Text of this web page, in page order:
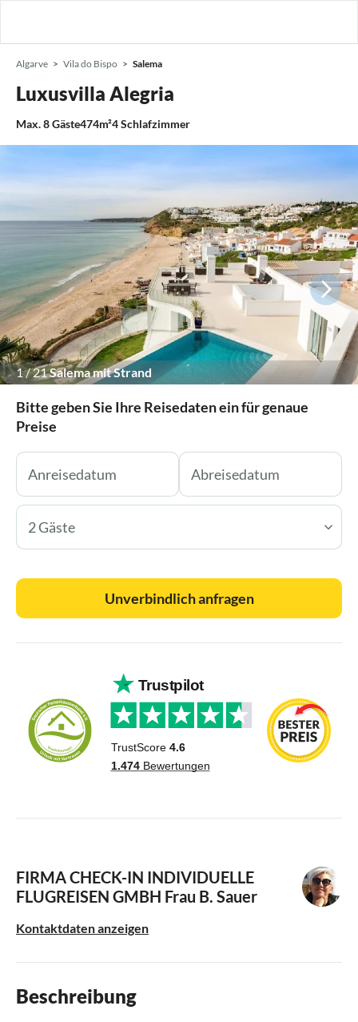
Algarve Vila do Bispo Salema
Luxusvilla Alegria
Max.8Gäste474m²4Schlafzimmer
1/21Salema mit Strand
Bitte geben Sie Ihre Reisedaten ein für genaue
Preise
2 Gäste
Unverbindlich anfragen
FIRMA CHECK-IN INDIVIDUELLE
FLUGREISEN GMBH Frau B. Sauer
Kontaktdaten anzeigen
Beschreibung